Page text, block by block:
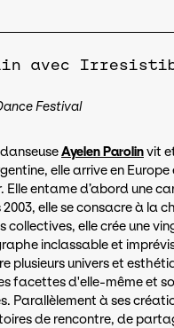
avec
Festival
Ayelen Parolinvit
elle arrive en Europe
Elle entame d’abord une
elle se consacre à la
collectives, elle crée une
inclassable et
plusieurs univers et
facettes d'elle-même et
Parallèlement à ses
de rencontre, de